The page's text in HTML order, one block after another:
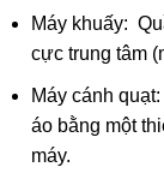
Máy khuấy:
cực trung tâm
Máy cánh
áo bằng một
máy.